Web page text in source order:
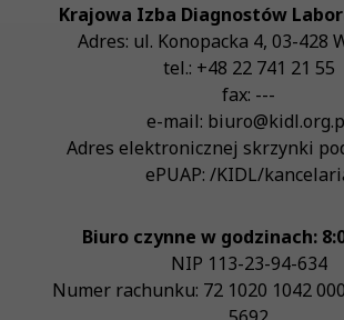
Krajowa Izba Diagnostów
Adres: ul. Konopacka 4, 03-428
tel.: +48 22 741 21 55
fax: ---
e-mail:
Adres elektronicznej skrzynki
ePUAP: /KIDL/
Biuro czynne w godzinach:
NIP 113-23-94-634
Numer rachunku: 72 1020 1042